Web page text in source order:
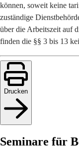
können, soweit keine
zuständige
über die Arbeitszeit auf
finden die §§ 3 bis 13
Drucken
Seminare für